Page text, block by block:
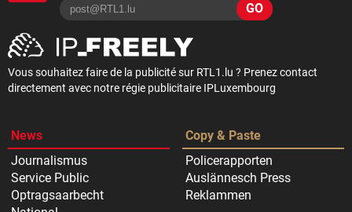
GO
Vous souhaitez faire de la publicité sur RTL1.lu ? Prenez contact
directement avec notre régie publicitaire IPLuxembourg
News
Journalismus
Service Public
Optragsaarbecht
Copy & Paste
Policerapporten
Auslännesch Press
Reklammen